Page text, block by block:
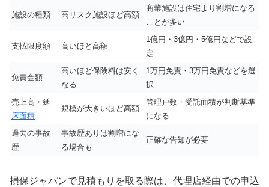
施設の種類 高リスク施設ほど高額
商業施設は住宅より割増になる
ことが多い
支払限度額 高いほど高額
1億円・3億円・5億円などで設
定
免責金額
高いほど保険料は安く
なる
1万円免責・3万円免責などを選
択
売上高・延
床面積
規模が大きいほど高額
管理戸数・受託面積が判断基準
になる
過去の事故
歴
事故歴ありは割増にな
る場合も
正確な告知が必要
損保ジャパンで見積もりを取る際は、代理店経由での申込